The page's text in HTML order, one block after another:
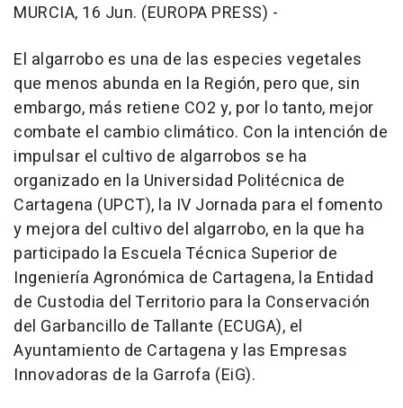
MURCIA, 16 Jun. (EUROPA PRESS) -
El algarrobo es una de las especies vegetales
que menos abunda en la Región, pero que, sin
embargo, más retiene CO2 y, por lo tanto, mejor
combate el cambio climático. Con la intención de
impulsar el cultivo de algarrobos se ha
organizado en la Universidad Politécnica de
Cartagena (UPCT), la IV Jornada para el fomento
y mejora del cultivo del algarrobo, en la que ha
participado la Escuela Técnica Superior de
Ingeniería Agronómica de Cartagena, la Entidad
de Custodia del Territorio para la Conservación
del Garbancillo de Tallante (ECUGA), el
Ayuntamiento de Cartagena y las Empresas
Innovadoras de la Garrofa (EiG).